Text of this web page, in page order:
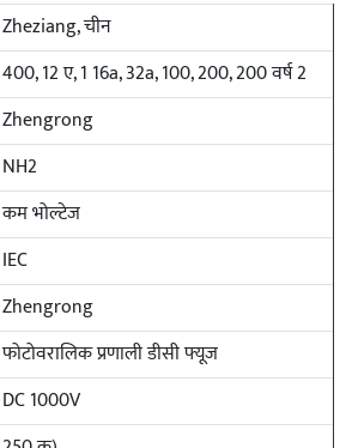
Zheziang, चीन
400, 12 ए, 1 16a, 32a, 100, 200, 200 वर्ष 2
Zhengrong
NH2
कम भोल्टेज
IEC
Zhengrong
फोटोवरालिक प्रणाली डीसी फ्यूज
DC 1000V